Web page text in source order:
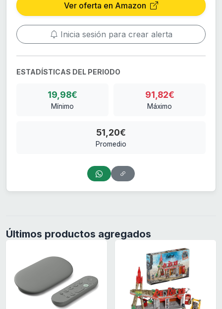
Ver oferta en Amazon
Inicia sesión para crear alerta
ESTADÍSTICAS DEL PERIODO
19,98€
Mínimo
91,82€
Máximo
51,20€
Promedio
Últimos productos agregados